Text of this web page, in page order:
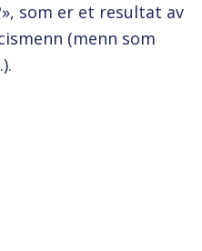
som er et resultat av
(menn som